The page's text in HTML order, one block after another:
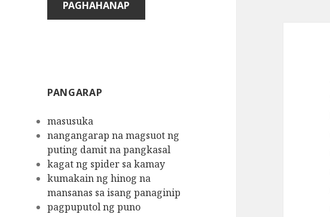
Mga
PANGARAP
masusuka
nangangarap na magsuot ng
puting damit na pangkasal
kagat ng spider sa kamay
kumakain ng hinog na
mansanas sa isang panaginip
pagpuputol ng puno